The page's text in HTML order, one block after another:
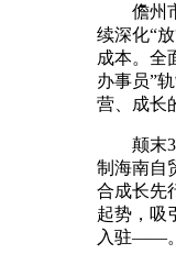
儋州市
续深化“
成本。全
办事员”
营、成长
颠末3
制海南自
合成长先
起势，吸
入驻——。